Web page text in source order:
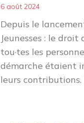
6 août 2024
Depuis le
Jeunesses : le droit
tou·tes les
démarche étaient
leurs contributions.